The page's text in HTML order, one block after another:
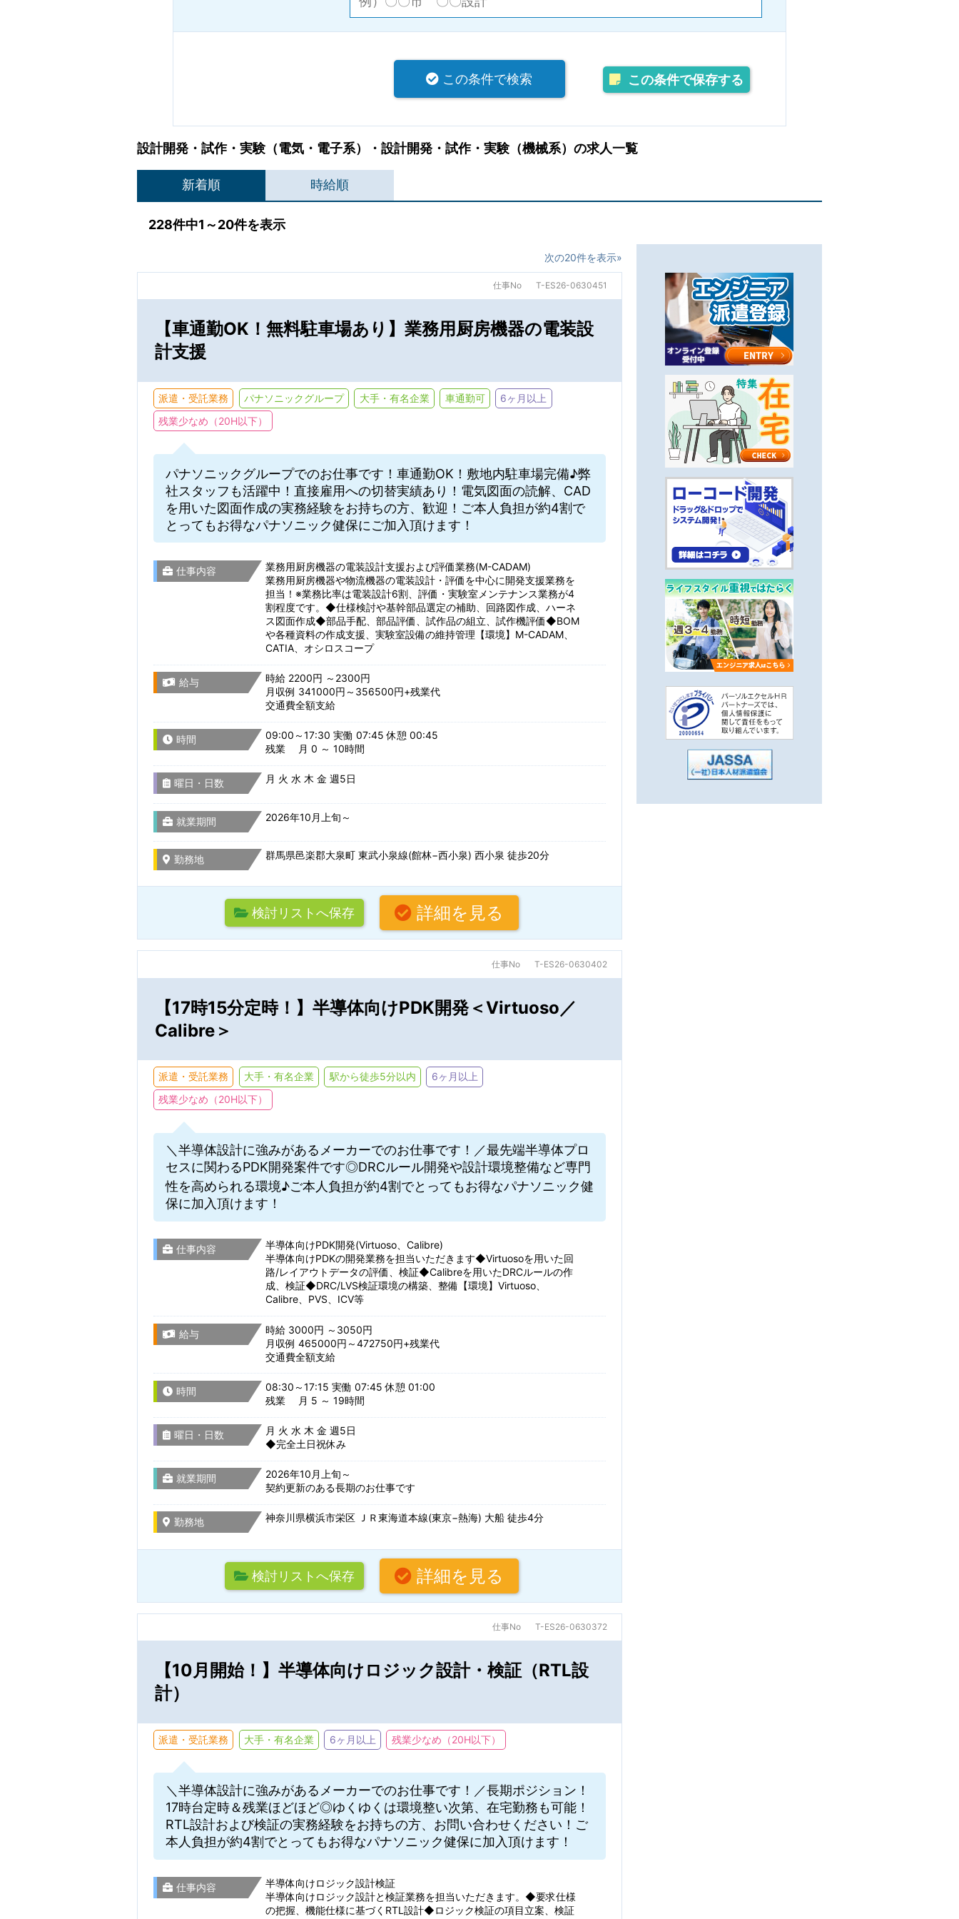
この条件で検索 この条件で保存する
通勤時間・駅・路線から探す
通勤時間から検索
駅から
駅名から検索
条件を追加する
駅名から検索/都道府県
茨城県
栃木県
群馬県
千葉県
東京都
神奈川県
山梨県
通勤時間・駅・路線から探す
駅名から検索/駅名
職種を選ぶ
組込み・制御系ソフトウェア開発 設計開発・試作・実験（電気・電子系）
設計開発・試作・実験（機械系）
CADオペレーター テスト・評価
システム・インフラ運用保守
Webディレクション・デザイン・コーディング その他 クリエイティブ関連
製造・組立・検査・修理
選択をすべてクリアする
こだわりの条件を選ぶ
仕事・勤務先の特徴 在宅勤務 パナソニックグループ
大手・有名企業
複数名募集 語学力を活かせる
50代・60代活躍中
車通勤可
主要技術で探す
.NET
VisualBasic VBA
C
AutoCAD CATIA
NX
就業期間 6ヶ月以上
残業・休日
就業形態
選択をすべてクリアする
検索条件を更新する
検索条件のタイトルを編集できます。
※保存した条件に合致した新着求人を毎週月曜日にメールでお知らせします
検索条件を保存する
設計開発・試作・実験（電気・電子系）・設計開発・試作・実験（機械系）の求人一覧
新着順 時給順
228件中1～20件を表示
次の20件を表示»
仕事No T-ES26-0630451
【車通勤OK！無料駐車場あり】業務用厨房機器の電装設
計支援
派遣・受託業務 パナソニックグループ 大手・有名企業 車通勤可
6ヶ月以上
残業少なめ（20H以下）
パナソニックグループでのお仕事です！車通勤OK！敷地内駐車場完備♪弊
社スタッフも活躍中！直接雇用への切替実績あり！電気図面の読解、CAD
を用いた図面作成の実務経験をお持ちの方、歓迎！ご本人負担が約4割で
とってもお得なパナソニック健保にご加入頂けます！
仕事内容
業務用厨房機器の電装設計支援および評価業務(M-CADAM)
業務用厨房機器や物流機器の電装設計・評価を中心に開発支援業務を
担当！※業務比率は電装設計6割、評価・実験室メンテナンス業務が4
割程度です。◆仕様検討や基幹部品選定の補助、回路図作成、ハーネ
ス図面作成◆部品手配、部品評価、試作品の組立、試作機評価◆BOM
や各種資料の作成支援、実験室設備の維持管理【環境】M-CADAM、
CATIA、オシロスコープ
給与
時給 2200円 ～2300円
月収例 341000円～356500円+残業代
交通費全額支給
時間
09:00～17:30 実働 07:45 休憩 00:45
残業 月 0 ～ 10時間
曜日・日数 月 火 水 木 金 週5日
就業期間 2026年10月上旬～
勤務地 群馬県邑楽郡大泉町 東武小泉線(館林−西小泉) 西小泉 徒歩20分
検討リストへ保存 詳細を見る
仕事No T-ES26-0630402
【17時15分定時！】半導体向けPDK開発＜Virtuoso／
Calibre＞
派遣・受託業務 大手・有名企業 駅から徒歩5分以内
6ヶ月以上
残業少なめ（20H以下）
＼半導体設計に強みがあるメーカーでのお仕事です！／最先端半導体プロ
セスに関わるPDK開発案件です◎DRCルール開発や設計環境整備など専門
性を高められる環境♪ご本人負担が約4割でとってもお得なパナソニック健
保に加入頂けます！
仕事内容
半導体向けPDK開発(Virtuoso、Calibre)
半導体向けPDKの開発業務を担当いただきます◆Virtuosoを用いた回
路/レイアウトデータの評価、検証◆Calibreを用いたDRCルールの作
成、検証◆DRC/LVS検証環境の構築、整備【環境】Virtuoso、
Calibre、PVS、ICV等
給与
時給 3000円 ～3050円
月収例 465000円～472750円+残業代
交通費全額支給
時間
08:30～17:15 実働 07:45 休憩 01:00
残業 月 5 ～ 19時間
曜日・日数
月 火 水 木 金 週5日
◆完全土日祝休み
就業期間
2026年10月上旬～
契約更新のある長期のお仕事です
勤務地 神奈川県横浜市栄区 ＪＲ東海道本線(東京−熱海) 大船 徒歩4分
検討リストへ保存 詳細を見る
仕事No T-ES26-0630372
【10月開始！】半導体向けロジック設計・検証（RTL設
計）
派遣・受託業務 大手・有名企業 6ヶ月以上 残業少なめ（20H以下）
＼半導体設計に強みがあるメーカーでのお仕事です！／長期ポジション！
17時台定時＆残業ほどほど◎ゆくゆくは環境整い次第、在宅勤務も可能！
RTL設計および検証の実務経験をお持ちの方、お問い合わせください！ご
本人負担が約4割でとってもお得なパナソニック健保に加入頂けます！
仕事内容
半導体向けロジック設計検証
半導体向けロジック設計と検証業務を担当いただきます。◆要求仕様
の把握、機能仕様に基づくRTL設計◆ロジック検証の項目立案、検証